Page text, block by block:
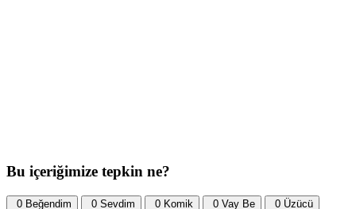
Bu içeriğimize tepkin ne?
0 Beğendim 0 Sevdim 0 Komik 0 Vay Be 0 Üzücü